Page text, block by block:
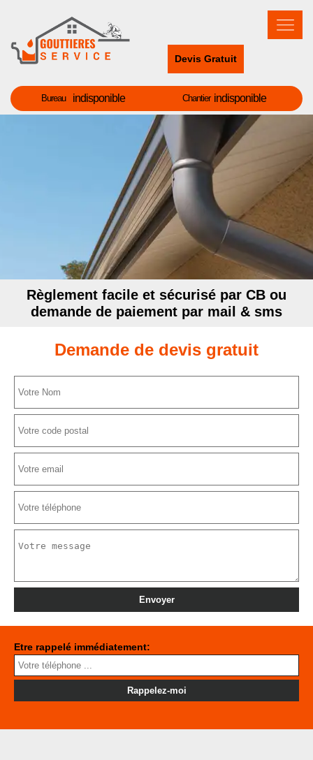
Devis Gratuit
Bureau indisponible Chantier indisponible
Règlement facile et sécurisé par CB ou
demande de paiement par mail & sms
Demande de devis gratuit
Etre rappelé immédiatement: